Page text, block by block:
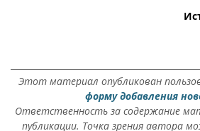
Этот материал опубликован
форму добавления
Ответственность за содержание
публикации. Точка зрения автора